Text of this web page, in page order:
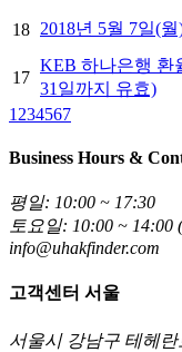
18 2018년 5월 7일(
17
KEB 하나은행 환
31일까지 유효)
1 234567
Business Hours &
평일: 10:00 ~ 17:30
토요일: 10:00 ~
info@uhakfinder.com
고객센터 서울
서울시 강남구 테헤란